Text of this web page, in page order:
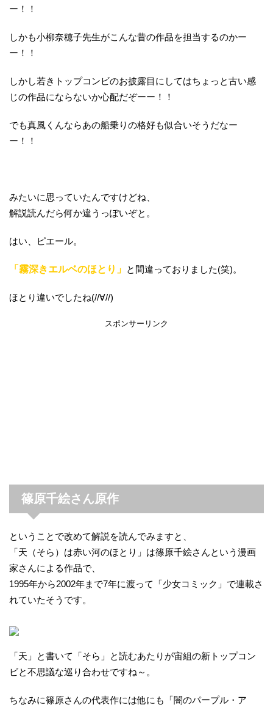
ー！！
しかも小柳奈穂子先生がこんな昔の作品を担当するのかー
ー！！
しかし若きトップコンビのお披露目にしてはちょっと古い感
じの作品にならないか心配だぞーー！！
でも真風くんならあの船乗りの格好も似合いそうだなー
ー！！
みたいに思っていたんですけどね、
解説読んだら何か違うっぽいぞと。
はい、ピエール。
「霧深きエルベのほとり」 と間違っておりました(笑)。
ほとり違いでしたね(//∀//)
スポンサーリンク
篠原千絵さん原作
ということで改めて解説を読んでみますと、
「天（そら）は赤い河のほとり」は篠原千絵さんという漫画
家さんによる作品で、
1995年から2002年まで7年に渡って「少女コミック」で連載さ
れていたそうです。
「天」と書いて「そら」と読むあたりが宙組の新トップコン
ビと不思議な巡り合わせですね～。
ちなみに篠原さんの代表作には他にも「闇のパープル・ア